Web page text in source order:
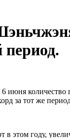
период.
июня
за тот же
этом году,